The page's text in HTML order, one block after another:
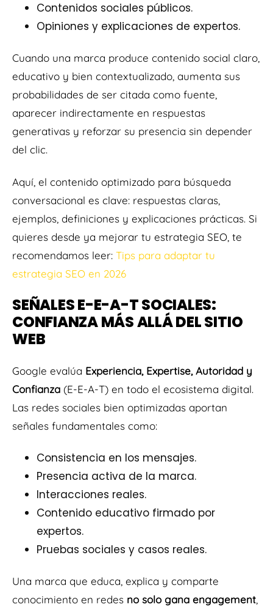
Contenidos sociales públicos.
Opiniones y explicaciones de expertos.
Cuando una marca produce contenido social claro,
educativo y bien contextualizado, aumenta sus
probabilidades de ser citada como fuente,
aparecer indirectamente en respuestas
generativas y reforzar su presencia sin depender
del clic.
Aquí, el contenido optimizado para búsqueda
conversacional es clave: respuestas claras,
ejemplos, definiciones y explicaciones prácticas. Si
quieres desde ya mejorar tu estrategia SEO, te
recomendamos leer: Tips para adaptar tu
estrategia SEO en 2026
SEÑALES E-E-A-T SOCIALES:
CONFIANZA MÁS ALLÁ DEL SITIO
WEB
Google evalúa Experiencia, Expertise, Autoridad y
Confianza (E-E-A-T) en todo el ecosistema digital.
Las redes sociales bien optimizadas aportan
señales fundamentales como:
Consistencia en los mensajes.
Presencia activa de la marca.
Interacciones reales.
Contenido educativo firmado por
expertos.
Pruebas sociales y casos reales.
Una marca que educa, explica y comparte
conocimiento en redes no solo gana engagement,